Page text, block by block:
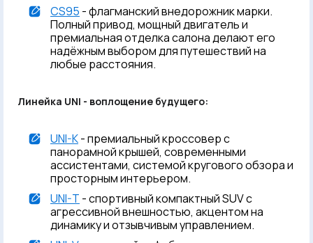
CS95 - флагманский внедорожник марки.
Полный привод, мощный двигатель и
премиальная отделка салона делают его
надёжным выбором для путешествий на
любые расстояния.
Линейка UNI - воплощение будущего:
UNI-K- премиальный кроссовер с
панорамной крышей, современными
ассистентами, системой кругового обзора и
просторным интерьером.
UNI-T - спортивный компактный SUV с
агрессивной внешностью, акцентом на
динамику и отзывчивым управлением.